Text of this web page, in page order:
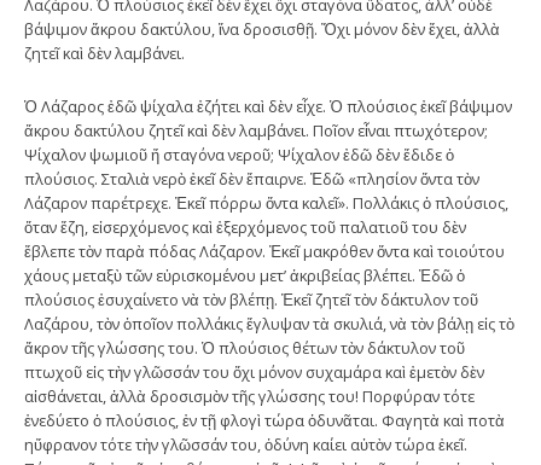
Λαζάρου. Ὁ πλούσιος ἐκεῖ δὲν ἔχει ὄχι σταγόνα ὕδατος, ἀλλ’ οὐδὲ
βάψιμον ἄκρου δακτύλου, ἵνα δροσισθῇ. Ὄχι μόνον δὲν ἔχει, ἀλλὰ
ζητεῖ καὶ δὲν λαμβάνει.
Ὁ Λάζαρος ἐδῶ ψίχαλα ἐζήτει καὶ δὲν εἶχε. Ὁ πλούσιος ἐκεῖ βάψιμον
ἄκρου δακτύλου ζητεῖ καὶ δὲν λαμβάνει. Ποῖον εἶναι πτωχότερον;
Ψίχαλον ψωμιοῦ ἤ σταγόνα νεροῦ; Ψίχαλον ἐδῶ δὲν ἔδιδε ὁ
πλούσιος. Σταλιὰ νερὸ ἐκεῖ δὲν ἔπαιρνε. Ἐδῶ «πλησίον ὄντα τὸν
Λάζαρον παρέτρεχε. Ἐκεῖ πόρρω ὄντα καλεῖ». Πολλάκις ὁ πλούσιος,
ὅταν ἔζη, εἰσερχόμενος καὶ ἐξερχόμενος τοῦ παλατιοῦ του δὲν
ἔβλεπε τὸν παρὰ πόδας Λάζαρον. Ἐκεῖ μακρόθεν ὄντα καὶ τοιούτου
χάους μεταξὺ τῶν εὑρισκομένου μετ’ ἀκριβείας βλέπει. Ἐδῶ ὁ
πλούσιος ἐσυχαίνετο νὰ τὸν βλέπῃ. Ἐκεῖ ζητεῖ τὸν δάκτυλον τοῦ
Λαζάρου, τὸν ὁποῖον πολλάκις ἔγλυψαν τὰ σκυλιά, νὰ τὸν βάλῃ εἰς τὸ
ἄκρον τῆς γλώσσης του. Ὁ πλούσιος θέτων τὸν δάκτυλον τοῦ
πτωχοῦ εἰς τὴν γλῶσσάν του ὄχι μόνον συχαμάρα καὶ ἐμετὸν δὲν
αἰσθάνεται, ἀλλὰ δροσισμὸν τῆς γλώσσης του! Πορφύραν τότε
ἐνεδύετο ὁ πλούσιος, ἐν τῇ φλογὶ τώρα ὀδυνᾶται. Φαγητὰ καὶ ποτὰ
ηὔφρανον τότε τὴν γλῶσσάν του, ὀδύνη καίει αὐτὸν τώρα ἐκεῖ.